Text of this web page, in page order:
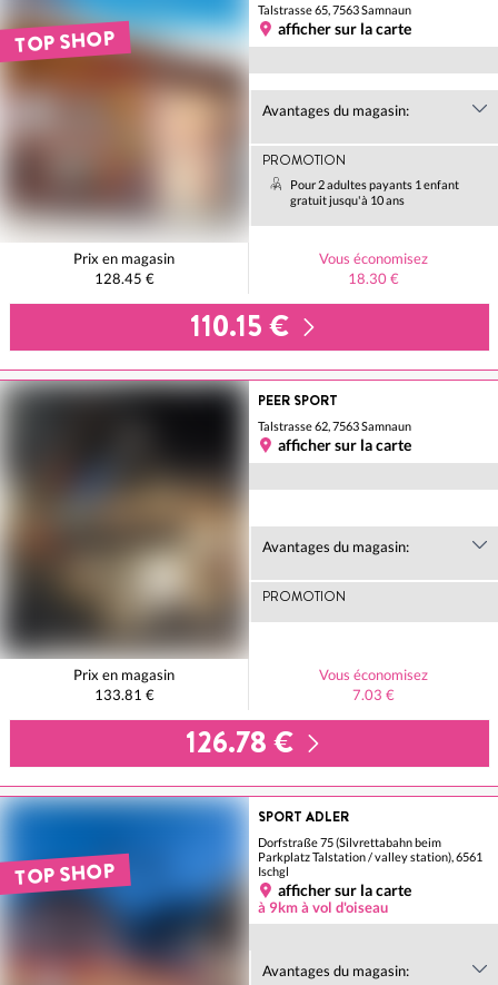
TOP SHOP
Talstrasse 65, 7563 Samnaun
afficher sur la carte
Avantages du magasin:
PROMOTION
Pour 2 adultes payants 1 enfant
gratuit jusqu'à 10 ans
Prix en magasin
128.45 €
Vous économisez
18.30 €
110.15 €
PEER SPORT
Talstrasse 62, 7563 Samnaun
afficher sur la carte
Avantages du magasin:
PROMOTION
Prix en magasin
133.81 €
Vous économisez
7.03 €
126.78 €
TOP SHOP
SPORT ADLER
Dorfstraße 75 (Silvrettabahn beim
Parkplatz Talstation / valley station), 6561
Ischgl
afficher sur la carte
à 9km à vol d'oiseau
Avantages du magasin: